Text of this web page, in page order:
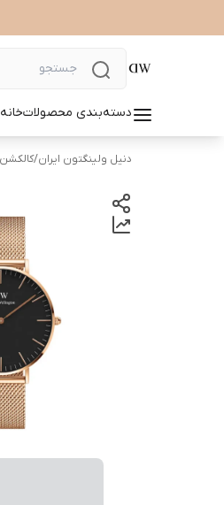
دسته‌بندی محصولاتخانه
دنیل ولینگتون ایران/